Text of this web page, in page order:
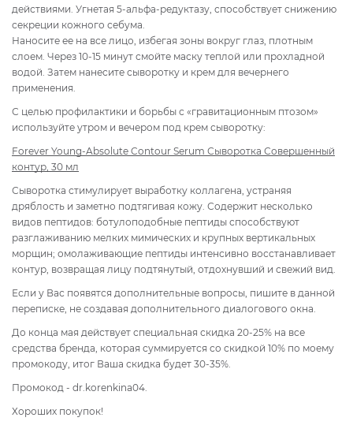
действиями. Угнетая 5-альфа-редуктазу, способствует снижению
секреции кожного себума.
Наносите ее на все лицо, избегая зоны вокруг глаз, плотным
слоем. Через 10-15 минут смойте маску теплой или прохладной
водой. Затем нанесите сыворотку и крем для вечернего
применения.
С целью профилактики и борьбы с «гравитационным птозом»
используйте утром и вечером под крем сыворотку:
Forever Young-Absolute Contour Serum Сыворотка Совершенный
контур, 30 мл
Сыворотка стимулирует выработку коллагена, устраняя
дряблость и заметно подтягивая кожу. Содержит несколько
видов пептидов: ботулоподобные пептиды способствуют
разглаживанию мелких мимических и крупных вертикальных
морщин; омолаживающие пептиды интенсивно восстанавливает
контур, возвращая лицу подтянутый, отдохнувший и свежий вид.
Если у Вас появятся дополнительные вопросы, пишите в данной
переписке, не создавая дополнительного диалогового окна.
До конца мая действует специальная скидка 20-25% на все
средства бренда, которая суммируется со скидкой 10% по моему
промокоду, итог Ваша скидка будет 30-35%.
Промокод - dr.korenkina04.
Хороших покупок!